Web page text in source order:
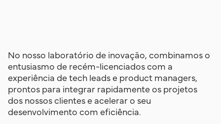
No nosso laboratório de inovação, combinamos o
entusiasmo de recém-licenciados com a
experiência de tech leads e product managers,
prontos para integrar rapidamente os projetos
dos nossos clientes e acelerar o seu
desenvolvimento com eficiência.